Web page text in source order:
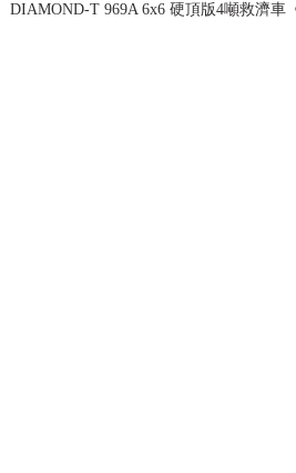
DIAMOND-T 969A 6x6 硬頂版4噸救濟車